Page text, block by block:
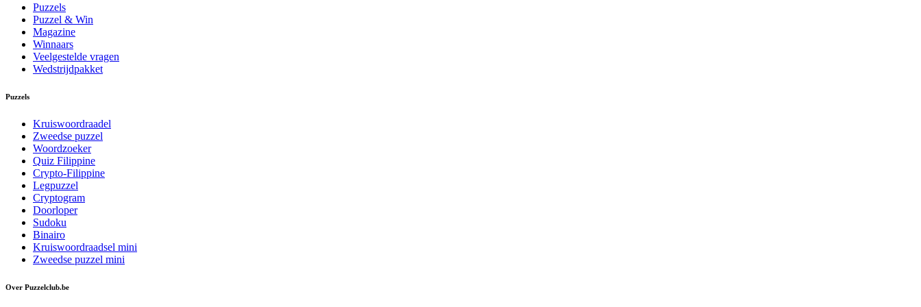
Puzzels
Puzzel & Win
Magazine
Winnaars
Veelgestelde vragen
Wedstrijdpakket
Puzzels
Kruiswoordraadel
Zweedse puzzel
Woordzoeker
Quiz Filippine
Crypto-Filippine
Legpuzzel
Cryptogram
Doorloper
Sudoku
Binairo
Kruiswoordraadsel mini
Zweedse puzzel mini
Over Puzzelclub.be